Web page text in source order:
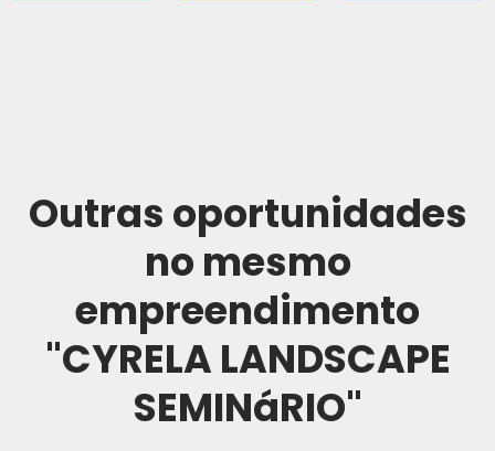
Outras oportunidades
no mesmo
empreendimento
"CYRELA LANDSCAPE
SEMINáRIO"